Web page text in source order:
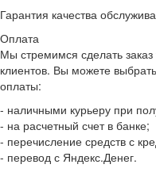
Гарантия качества
Оплата
Мы стремимся сделать
клиентов. Вы можете
оплаты:
- наличными курьеру при
- на расчетный счет в банке;
- перечисление средств с
- перевод с Яндекс.Денег.